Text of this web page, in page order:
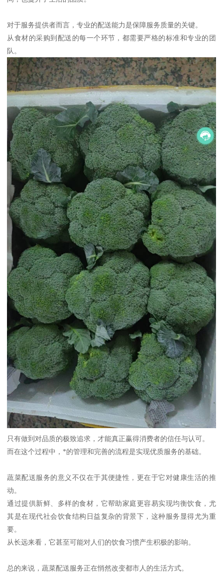
对于服务提供者而言，专业的配送能力是保障服务质量的关键。
从食材的采购到配送的每一个环节，都需要严格的标准和专业的团
队。
只有做到对品质的极致追求，才能真正赢得消费者的信任与认可。
而在这个过程中，*的管理和完善的流程是实现优质服务的基础。
蔬菜配送服务的意义不仅在于其便捷性，更在于它对健康生活的推
动。
通过提供新鲜、多样的食材，它帮助家庭更容易实现均衡饮食，尤
其是在现代社会饮食结构日益复杂的背景下，这种服务显得尤为重
要。
从长远来看，它甚至可能对人们的饮食习惯产生积极的影响。
总的来说，蔬菜配送服务正在悄然改变都市人的生活方式。